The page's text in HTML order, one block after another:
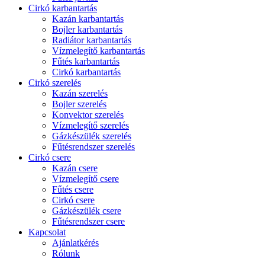
Cirkó karbantartás
Kazán karbantartás
Bojler karbantartás
Radiátor karbantartás
Vízmelegítő karbantartás
Fűtés karbantartás
Cirkó karbantartás
Cirkó szerelés
Kazán szerelés
Bojler szerelés
Konvektor szerelés
Vízmelegítő szerelés
Gázkészülék szerelés
Fűtésrendszer szerelés
Cirkó csere
Kazán csere
Vízmelegítő csere
Fűtés csere
Cirkó csere
Gázkészülék csere
Fűtésrendszer csere
Kapcsolat
Ajánlatkérés
Rólunk